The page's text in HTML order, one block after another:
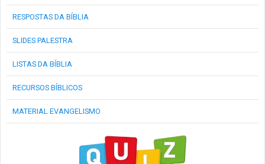
RESPOSTAS DA BÍBLIA
SLIDES PALESTRA
LISTAS DA BÍBLIA
RECURSOS BÍBLICOS
MATERIAL EVANGELISMO